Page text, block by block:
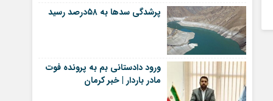
پرشدگی سدها به ۵۸درصد رسید
ورود دادستانی بم به پرونده فوت
مادر باردار | خبر کرمان